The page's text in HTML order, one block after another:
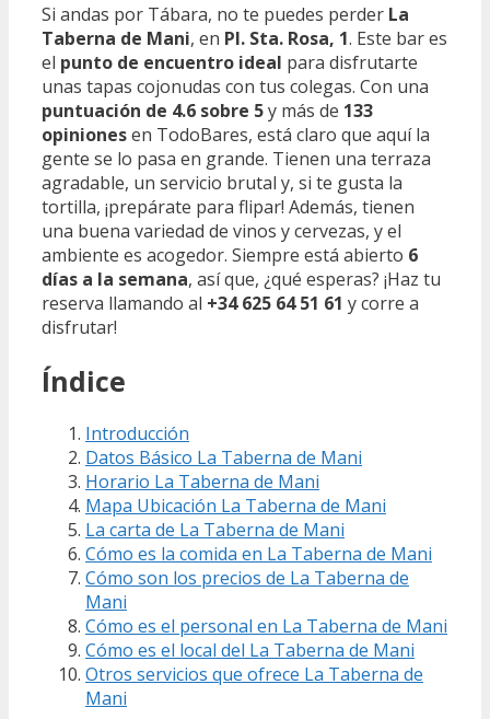
Si andas por Tábara, no te puedes perder La
Taberna de Mani, en Pl. Sta. Rosa, 1. Este bar es
el punto de encuentro ideal para disfrutarte
unas tapas cojonudas con tus colegas. Con una
puntuación de 4.6 sobre 5y más de 133
opinionesen TodoBares, está claro que aquí la
gente se lo pasa en grande. Tienen una terraza
agradable, un servicio brutal y, si te gusta la
tortilla, ¡prepárate para flipar! Además, tienen
una buena variedad de vinos y cervezas, y el
ambiente es acogedor. Siempre está abierto 6
días a la semana, así que, ¿qué esperas? ¡Haz tu
reserva llamando al +34 625 64 51 61 y corre a
disfrutar!
Índice
Introducción
Datos Básico La Taberna de Mani
Horario La Taberna de Mani
Mapa Ubicación La Taberna de Mani
La carta de La Taberna de Mani
Cómo es la comida en La Taberna de Mani
Cómo son los precios de La Taberna de
Mani
Cómo es el personal en La Taberna de Mani
Cómo es el local del La Taberna de Mani
Otros servicios que ofrece La Taberna de
Mani